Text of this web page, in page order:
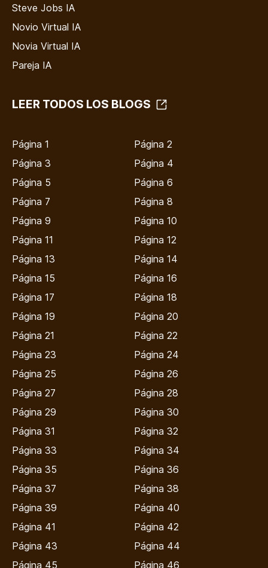
Steve Jobs IA
Novio Virtual IA
Novia Virtual IA
Pareja IA
LEER TODOS LOS BLOGS
Página 1
Página 2
Página 3
Página 4
Página 5
Página 6
Página 7
Página 8
Página 9
Página 10
Página 11
Página 12
Página 13
Página 14
Página 15
Página 16
Página 17
Página 18
Página 19
Página 20
Página 21
Página 22
Página 23
Página 24
Página 25
Página 26
Página 27
Página 28
Página 29
Página 30
Página 31
Página 32
Página 33
Página 34
Página 35
Página 36
Página 37
Página 38
Página 39
Página 40
Página 41
Página 42
Página 43
Página 44
Página 45
Página 46